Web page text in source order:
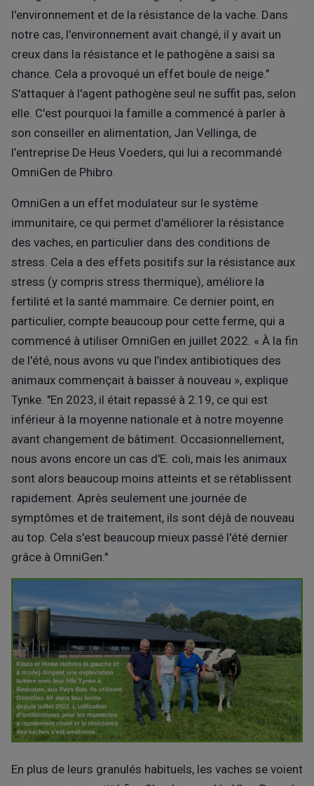
l'environnement et de la résistance de la vache. Dans
notre cas, l'environnement avait changé, il y avait un
creux dans la résistance et le pathogène a saisi sa
chance. Cela a provoqué un effet boule de neige."
S'attaquer à l'agent pathogène seul ne suffit pas, selon
elle. C'est pourquoi la famille a commencé à parler à
son conseiller en alimentation, Jan Vellinga, de
l’entreprise De Heus Voeders, qui lui a recommandé
OmniGen de Phibro.
OmniGen a un effet modulateur sur le système
immunitaire, ce qui permet d'améliorer la résistance
des vaches, en particulier dans des conditions de
stress. Cela a des effets positifs sur la résistance aux
stress (y compris stress thermique), améliore la
fertilité et la santé mammaire. Ce dernier point, en
particulier, compte beaucoup pour cette ferme, qui a
commencé à utiliser OmniGen en juillet 2022. « À la fin
de l'été, nous avons vu que l’index antibiotiques des
animaux commençait à baisser à nouveau », explique
Tynke. "En 2023, il était repassé à 2.19, ce qui est
inférieur à la moyenne nationale et à notre moyenne
avant changement de bâtiment. Occasionnellement,
nous avons encore un cas d'E. coli, mais les animaux
sont alors beaucoup moins atteints et se rétablissent
rapidement. Après seulement une journée de
symptômes et de traitement, ils sont déjà de nouveau
au top. Cela s'est beaucoup mieux passé l'été dernier
grâce à OmniGen."
En plus de leurs granulés habituels, les vaches se voient